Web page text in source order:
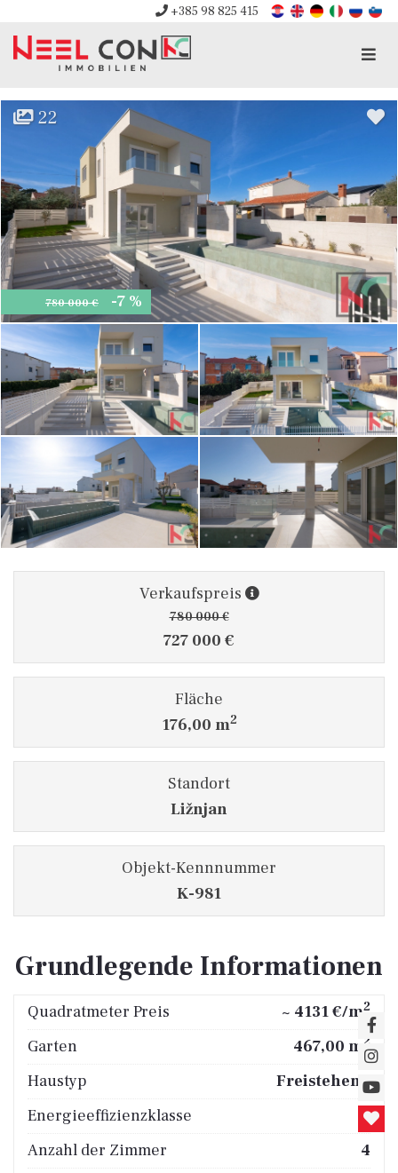
+385 98 825 415
22
780 000 € -7 %
Verkaufspreis
780 000 €
727 000 €
Fläche
176,00 m2
Standort
Ližnjan
Objekt-Kennnummer
K-981
Grundlegende Informationen
Quadratmeter Preis ~ 4131 €/m2
Garten 467,00 m 2
Haustyp
Freistehend
Energieeffizienzklasse
A
Anzahl der Zimmer
4